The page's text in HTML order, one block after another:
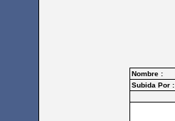
Nombre :
Subida Por :